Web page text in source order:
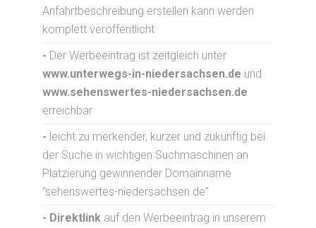
Anfahrtbeschreibung erstellen kann werden
komplett veröffentlicht
- Der Werbeeintrag ist zeitgleich unter
www.unterwegs-in-niedersachsen.de und
www.sehenswertes-niedersachsen.de
erreichbar
- leicht zu merkender, kurzer und zukünftig bei
der Suche in wichtigen Suchmaschinen an
Platzierung gewinnender Domainname
"sehenswertes-niedersachsen.de"
- Direktlink auf den Werbeeintrag in unserem